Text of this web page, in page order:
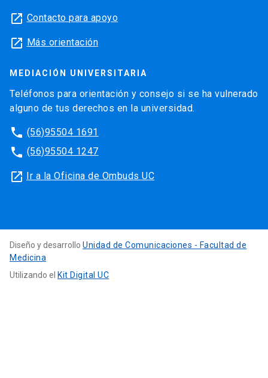
launch Contacto para apoyo
launch Más orientación
MEDIACIÓN UNIVERSITARIA
Teléfonos para orientación y consejo si se ha vulnerado
alguno de tus derechos en la universidad.
phone (56)95504 1691
phone (56)95504 1247
launch Ir a la Oficina de Ombuds UC
Diseño y desarrollo Unidad de Comunicaciones - Facultad de
Medicina
Utilizando el Kit Digital UC